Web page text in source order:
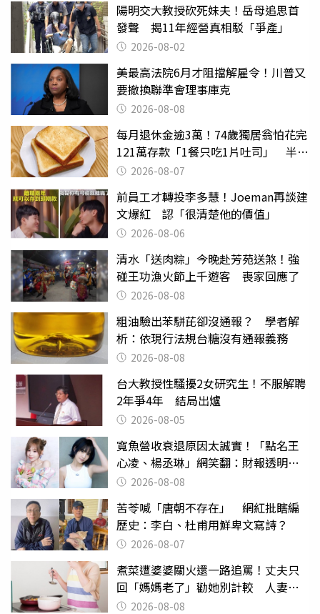
陽明交大教授砍死妹夫！岳母追思首
發聲 揭11年經營真相駁「爭產」
2026-08-02
美最高法院6月才阻擋解雇令！川普又
要撤換聯準會理事庫克
2026-08-08
每月退休金逾3萬！74歲獨居翁怕花完
121萬存款「1餐只吃1片吐司」 半年
後暴瘦嚇壞女兒
2026-08-07
前員工才轉投李多慧！Joeman再談建
文爆紅 認「很清楚他的價值」
2026-08-06
清水「送肉粽」今晚赴芳苑送煞！強
碰王功漁火節上千遊客 喪家回應了
2026-08-08
粗油驗出苯駢芘卻沒通報？ 學者解
析：依現行法規台糖沒有通報義務
2026-08-08
台大教授性騷擾2女研究生！不服解聘
2年爭4年 結局出爐
2026-08-05
寬魚營收衰退原因太誠實！「點名王
心凌、楊丞琳」網笑翻：財報透明度
滿分2026-08-08
苦苓喊「唐朝不存在」 網紅批瞎編
歷史：李白、杜甫用鮮卑文寫詩？
2026-08-07
煮菜遭婆婆關火還一路追罵！丈夫只
回「媽媽老了」勸她別計較 人妻超
崩潰：我像台傭
2026-08-08